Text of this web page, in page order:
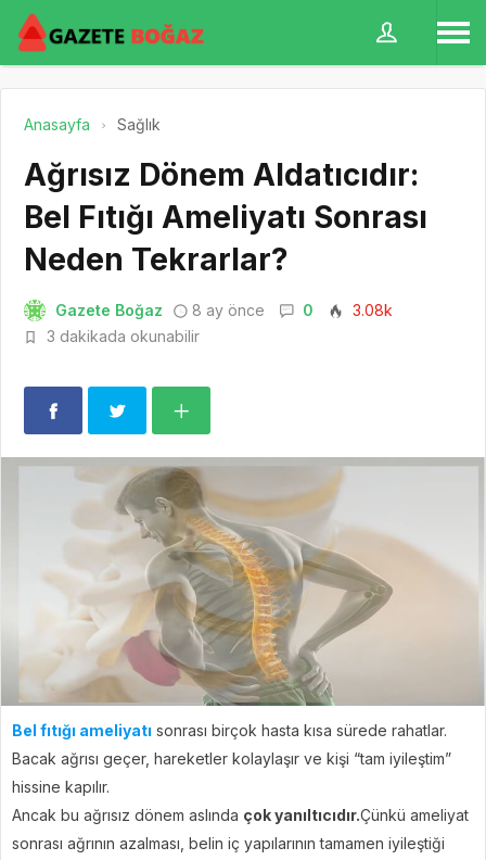
Anasayfa Sağlık
Ağrısız Dönem Aldatıcıdır:
Bel Fıtığı Ameliyatı Sonrası
Neden Tekrarlar?
Gazete Boğaz 8 ay önce 0
3.08k
3 dakikada okunabilir
Bel fıtığı ameliyatı sonrası birçok hasta kısa sürede rahatlar.
Bacak ağrısı geçer, hareketler kolaylaşır ve kişi “tam iyileştim”
hissine kapılır.
Ancak bu ağrısız dönem aslında çok yanıltıcıdır.Çünkü ameliyat
sonrası ağrının azalması, belin iç yapılarının tamamen iyileştiği